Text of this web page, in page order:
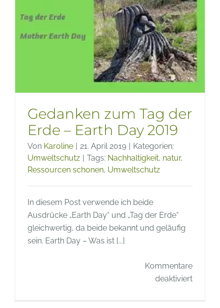
Gedanken zum Tag der
Erde – Earth Day 2019
Von Karoline 21. April 2019
Kategorien:
Umweltschutz
Tags: Nachhaltigkeit, natur,
Ressourcen schonen, Umweltschutz
In diesem Post verwende ich beide
Ausdrücke „Earth Day“ und „Tag der Erde“
gleichwertig, da beide bekannt und geläufig
sein. Earth Day – Was ist [...]
Kommentare
deaktiviertfür